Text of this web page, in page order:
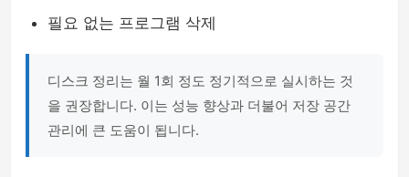
필요 없는 프로그램 삭제
디스크 정리는 월 1회 정도 정기적으로 실시하는 것
을 권장합니다. 이는 성능 향상과 더불어 저장 공간
관리에 큰 도움이 됩니다.